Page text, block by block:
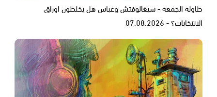
طاولة الجمعة - سيغالوفتش وعباس هل يخلطون اوراق
الانتخابات؟ - 07.08.2026